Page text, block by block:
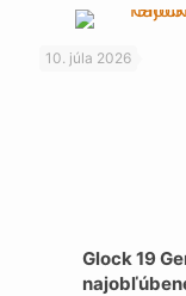
10. júla 2026
Glock 19